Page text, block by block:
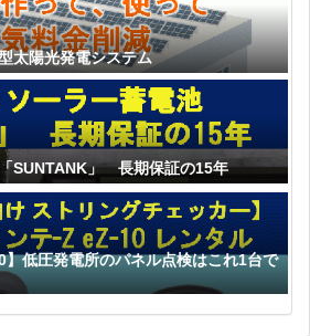
太陽光発電システム
SUNTANK」 長期保証の15年
低圧発電所のパネル点検はこれ1台で